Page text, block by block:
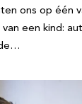
ons op één
een kind: